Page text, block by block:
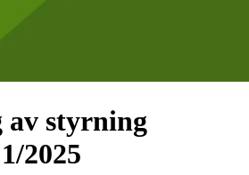
av styrning
2025